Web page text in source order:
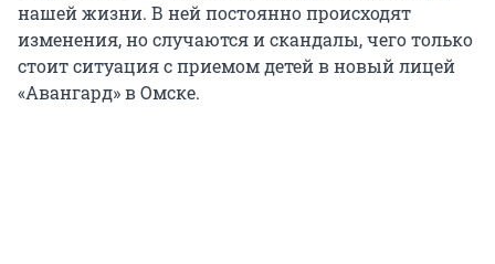
нашей жизни. В ней постоянно происходят
изменения, но случаются и скандалы, чего только
стоит ситуация с приемом детей в новый лицей
«Авангард» в Омске.